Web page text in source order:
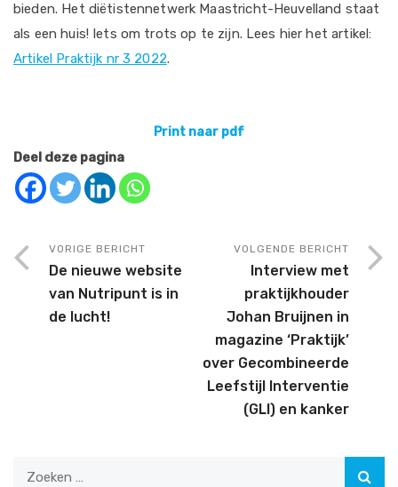
bieden. Het diëtistennetwerk Maastricht-Heuvelland staat
als een huis! Iets om trots op te zijn. Lees hier het artikel:
Artikel Praktijk nr 3 2022.
Print naar pdf
Deel deze pagina
VORIGE BERICHT
De nieuwe website
van Nutripunt is in
de lucht!
VOLGENDE BERICHT
Interview met
praktijkhouder
Johan Bruijnen in
magazine ‘Praktijk’
over Gecombineerde
Leefstijl Interventie
(GLI) en kanker